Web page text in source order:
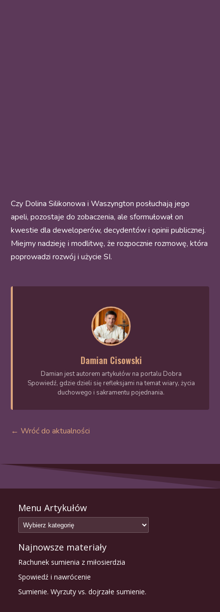
Czy Dolina Silikonowa i Waszyngton posłuchają jego
apeli, pozostaje do zobaczenia, ale sformułował on
kwestie dla deweloperów, decydentów i opinii publicznej.
Miejmy nadzieję i modlitwę, że rozpocznie rozmowę, która
poprowadzi rozwój i użycie SI.
Damian Cisowski
Damian jest autorem artykułów na portalu Dobra
Spowiedź, gdzie dzieli się refleksjami na temat wiary, życia
duchowego i sakramentu pojednania.
← Wróć do aktualności
Menu Artykułów
Najnowsze materiały
Rachunek sumienia z miłosierdzia
Spowiedź i nawrócenie
Sumienie. Wyrzuty vs. dojrzałe sumienie.